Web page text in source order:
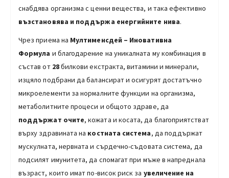
снабдява организма с ценни вещества, и така ефективно
възстановява и поддържа енергийните нива.
Чрез приема на Мултименсдей – Иновативна
Формула и благодарение на уникалната му комбинация в
състав от 28билкови екстракта, витамини и минерали,
изцяло подбрани да балансират и осигурят достатъчно
микроелементи за нормалните функции на организма,
метаболитните процеси и общото здраве, да
поддържат очите, кожата и косата, да благоприятстват
върху здравината на костната система, да поддържат
мускулната, нервната и сърдечно-съдовата система, да
подсилят имунитета, да спомагат при мъже в напреднала
възраст, които имат по-висок риск за увеличение на